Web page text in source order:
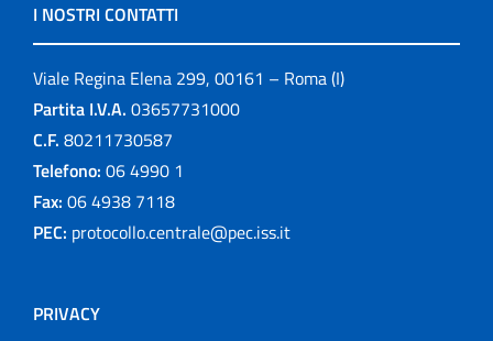
I NOSTRI CONTATTI
Viale Regina Elena 299, 00161 – Roma (I)
Partita I.V.A. 03657731000
C.F. 80211730587
Telefono: 06 4990 1
Fax: 06 4938 7118
PEC: protocollo.centrale@pec.iss.it
PRIVACY